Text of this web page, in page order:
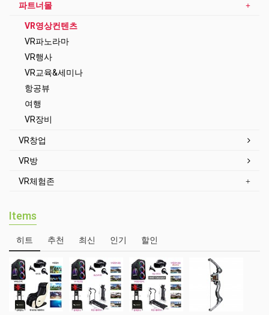
파트너몰
VR영상컨텐츠
VR파노라마
VR행사
VR교육&세미나
항공뷰
여행
VR장비
VR창업
VR방
VR체험존
Items
히트 추천 최신 인기 할인